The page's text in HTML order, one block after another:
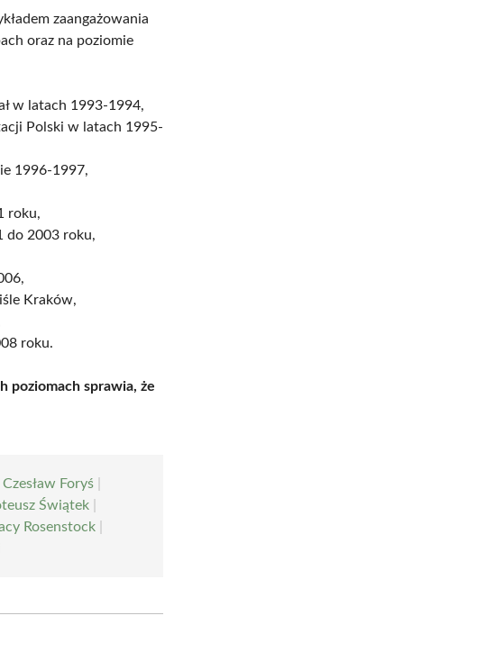
zaangażowania
oraz na poziomie
w latach 1993-1994,
Polski w latach 1995-
1996-1997,
roku,
do 2003 roku,
Kraków,
roku.
poziomach sprawia, że
Czesław Foryś
Świątek
Rosenstock